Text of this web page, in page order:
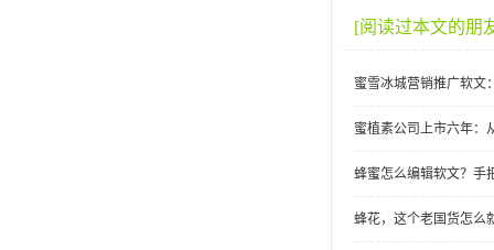
[阅读过本文的朋
蜜雪冰城营销推广软文
蜜植素公司上市六年：
蜂蜜怎么编辑软文？手
蜂花，这个老国货怎么